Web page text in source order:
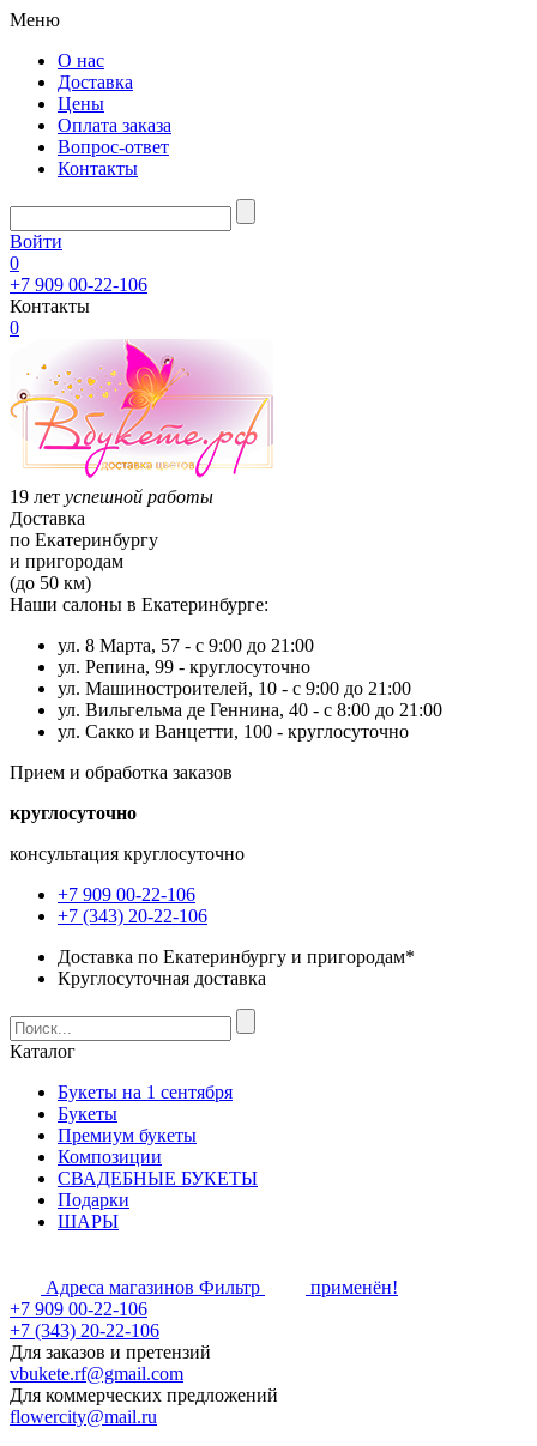
Меню
О нас
Доставка
Цены
Оплата заказа
Вопрос-ответ
Контакты
Войти
0
+7 909 00-22-106
Контакты
0
19 лет успешной работы
Доставка
по Екатеринбургу
и пригородам
(до 50 км)
Наши салоны в Екатеринбурге:
ул. 8 Марта, 57 - с 9:00 до 21:00
ул. Репина, 99 - круглосуточно
ул. Машиностроителей, 10 - с 9:00 до 21:00
ул. Вильгельма де Геннина, 40 - с 8:00 до 21:00
ул. Сакко и Ванцетти, 100 - круглосуточно
Прием и обработка заказов
круглосуточно
консультация круглосуточно
+7 909 00-22-106
+7 (343) 20-22-106
Доставка по Екатеринбургу и пригородам*
Круглосуточная доставка
Каталог
Букеты на 1 сентября
Букеты
Премиум букеты
Композиции
СВАДЕБНЫЕ БУКЕТЫ
Подарки
ШАРЫ
Адреса магазинов Фильтр
применён!
+7 909 00-22-106
+7 (343) 20-22-106
Для заказов и претензий
vbukete.rf@gmail.com
Для коммерческих предложений
flowercity@mail.ru